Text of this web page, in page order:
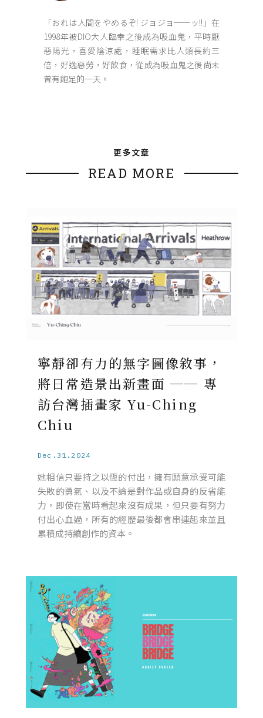
「おれは人間をやめるぞ! ジョジョ──ッ!!」在
1998年被DIO大人臨幸之後成為吸血鬼，平時厭
惡陽光，喜愛陰涼處，睡眠需求比人類長約三
倍，好逸惡勞，好飲食，從成為吸血鬼之後尚未
曾有飽足的一天。
更多文章
READ MORE
寧靜卻有力的無字圖像敘事，
將日常造景出新畫面 ── 專
訪台灣插畫家 Yu-Ching
Chiu
Dec.31.2024
她相信只要持之以恆的付出，擁有願意承受可能
失敗的勇氣、以及不論是對作品或自身的反省能
力，即使在當時看起來沒有成果，但只要有努力
付出心血過，所有的經歷最後都會串連起來並且
累積成持續創作的資本。